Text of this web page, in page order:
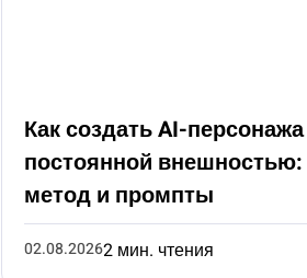
Как создать AI-
постоянной
метод и промпты
02.08.20262 мин. чтения